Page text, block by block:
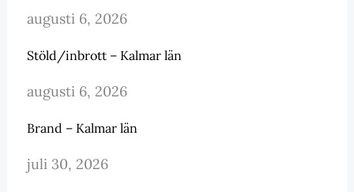
augusti 6, 2026
Stöld/inbrott – Kalmar län
augusti 6, 2026
Brand – Kalmar län
juli 30, 2026